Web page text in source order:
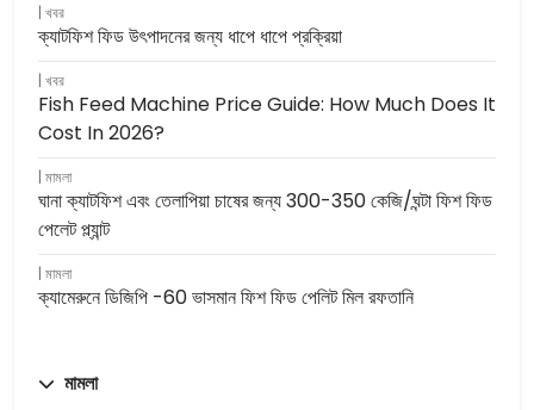
খবর
ক্যাটফিশ ফিড উৎপাদনের জন্য ধাপে ধাপে প্রক্রিয়া
খবর
Fish Feed Machine Price Guide: How Much Does It
Cost In 2026?
মামলা
ঘানা ক্যাটফিশ এবং তেলাপিয়া চাষের জন্য 300-350 কেজি/ঘন্টা ফিশ ফিড
পেলেট প্ল্যান্ট
মামলা
ক্যামেরুনে ডিজিপি -60 ভাসমান ফিশ ফিড পেলিট মিল রফতানি
মামলা